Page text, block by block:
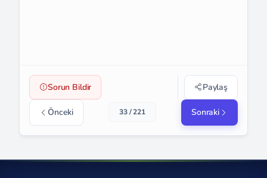
Sorun Bildir Paylaş
Önceki 33 / 221 Sonraki